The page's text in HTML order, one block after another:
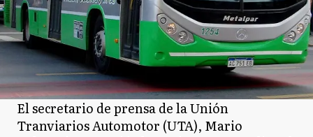
El secretario de prensa de la Unión
Tranviarios Automotor (UTA), Mario